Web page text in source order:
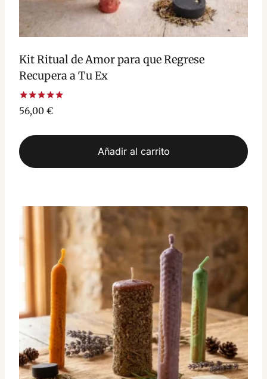
Kit Ritual de Amor para que Regrese
Recupera a Tu Ex
Valorado
con
de 5
56,00 €
Añadir al carrito